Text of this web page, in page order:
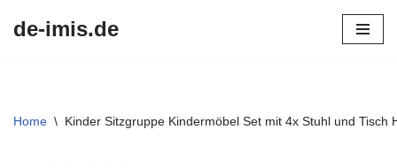
de-imis.de
Home \ Kinder Sitzgruppe Kindermöbel Set mit 4x Stuhl und Tisch